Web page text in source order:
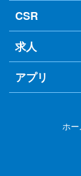
CSR
求人
アプリ
ホー